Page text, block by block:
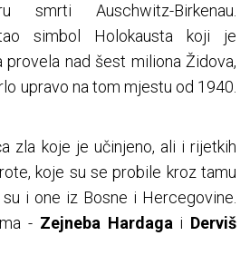
smrti Auschwitz-Birkenau.
simbol Holokausta koji je
provela nad šest miliona Židova,
upravo na tom mjestu od 1940.
zla koje je učinjeno, ali i rijetkih
koje su se probile kroz tamu
i one iz Bosne i Hercegovine.
- Zejneba Hardagai Derviš